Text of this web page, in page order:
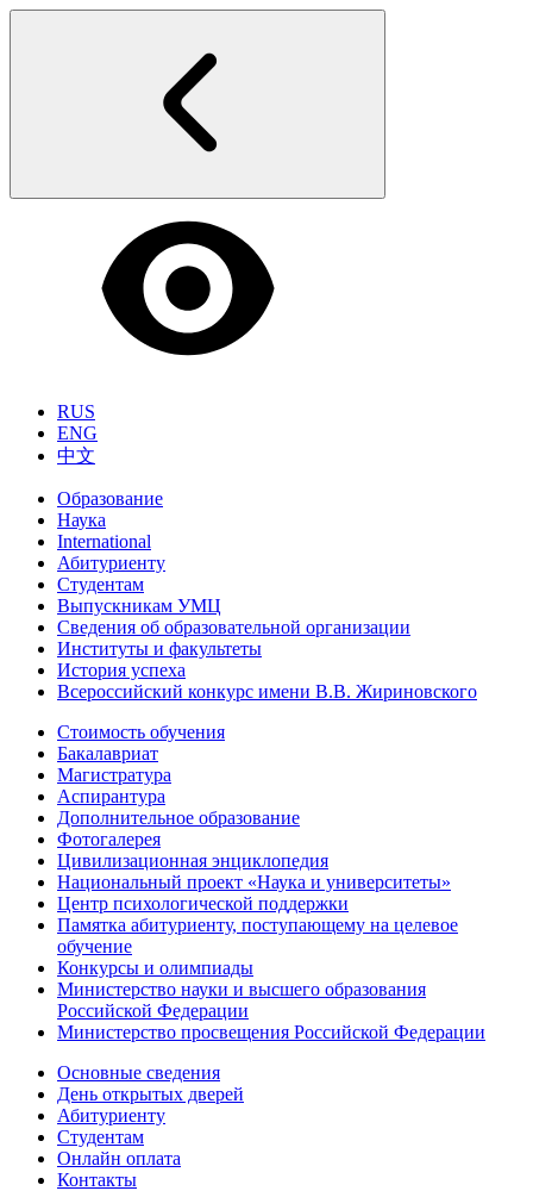
RUS
ENG
中文
Образование
Наука
International
Абитуриенту
Студентам
Выпускникам УМЦ
Сведения об образовательной организации
Институты и факультеты
История успеха
Всероссийский конкурс имени В.В. Жириновского
Стоимость обучения
Бакалавриат
Магистратура
Аспирантура
Дополнительное образование
Фотогалерея
Цивилизационная энциклопедия
Национальный проект «Наука и университеты»
Центр психологической поддержки
Памятка абитуриенту, поступающему на целевое
обучение
Конкурсы и олимпиады
Министерство науки и высшего образования
Российской Федерации
Министерство просвещения Российской Федерации
Основные сведения
День открытых дверей
Абитуриенту
Студентам
Онлайн оплата
Контакты